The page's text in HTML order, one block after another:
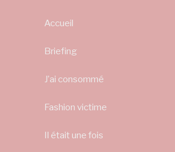
Accueil
Briefing
J’ai consommé
Fashion victime
Il était une fois